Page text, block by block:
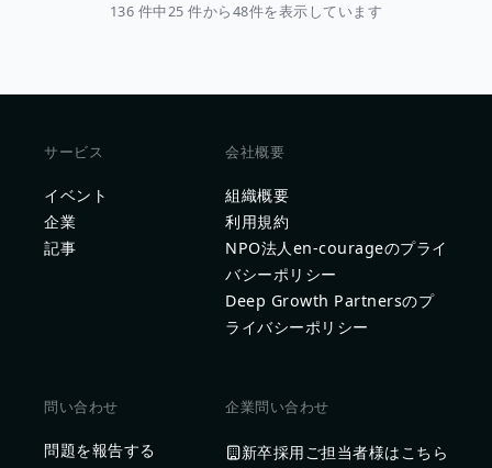
136 件中25 件から48件を表示しています
サービス
イベント
企業
記事
会社概要
組織概要
利用規約
NPO法人en-courageのプライ
バシーポリシー
Deep Growth Partnersのプ
ライバシーポリシー
問い合わせ
問題を報告する
企業問い合わせ
新卒採用ご担当者様はこちら